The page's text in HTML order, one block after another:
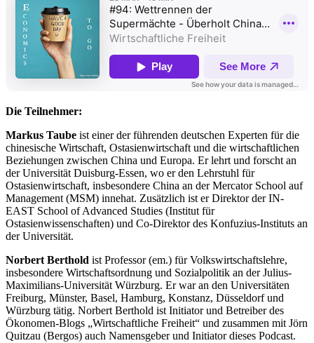
Die Teilnehmer:
Markus Taube ist einer der führenden deutschen Experten für die
chinesische Wirtschaft, Ostasienwirtschaft und die wirtschaftlichen
Beziehungen zwischen China und Europa. Er lehrt und forscht an
der Universität Duisburg-Essen, wo er den Lehrstuhl für
Ostasienwirtschaft, insbesondere China an der Mercator School auf
Management (MSM) innehat. Zusätzlich ist er Direktor der IN-
EAST School of Advanced Studies (Institut für
Ostasienwissenschaften) und Co-Direktor des Konfuzius-Instituts an
der Universität.
Norbert Berthold ist Professor (em.) für Volkswirtschaftslehre,
insbesondere Wirtschaftsordnung und Sozialpolitik an der Julius-
Maximilians-Universität Würzburg. Er war an den Universitäten
Freiburg, Münster, Basel, Hamburg, Konstanz, Düsseldorf und
Würzburg tätig. Norbert Berthold ist Initiator und Betreiber des
Ökonomen-Blogs „Wirtschaftliche Freiheit“ und zusammen mit Jörn
Quitzau (Bergos) auch Namensgeber und Initiator dieses Podcast.